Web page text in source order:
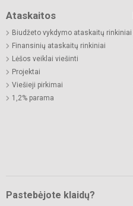
Ataskaitos
Biudžeto vykdymo ataskaitų rinkiniai
Finansinių ataskaitų rinkiniai
Lėšos veiklai viešinti
Projektai
Viešieji pirkimai
1,2% parama
Pastebėjote klaidų?